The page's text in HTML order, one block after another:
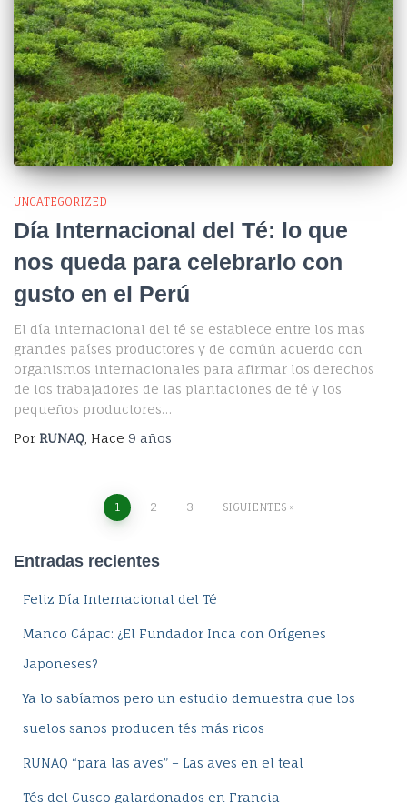
UNCATEGORIZED
Día Internacional del Té: lo que
nos queda para celebrarlo con
gusto en el Perú
El día internacional del té se establece entre los mas
grandes países productores y de común acuerdo con
organismos internacionales para afirmar los derechos
de los trabajadores de las plantaciones de té y los
pequeños productores…
Por RUNAQ , Hace 9 años
Navegación
de
entradas
1 2 3 SIGUIENTES
Entradas recientes
Feliz Día Internacional del Té
Manco Cápac: ¿El Fundador Inca con Orígenes
Japoneses?
Ya lo sabíamos pero un estudio demuestra que los
suelos sanos producen tés más ricos
RUNAQ “para las aves” – Las aves en el teal
Tés del Cusco galardonados en Francia